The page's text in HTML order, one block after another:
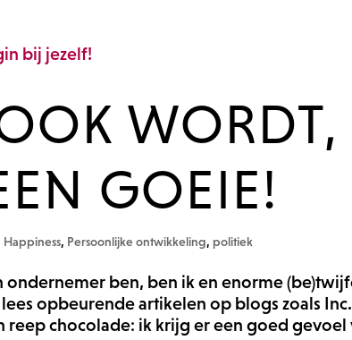
WORDT,
GOEIE!
Happiness, Persoonlijke ontwikkeling, politiek
ondernemer ben, ben ik en enorme
opbeurende artikelen op blogs zoals
reep chocolade: ik krijg er een goed gevoel